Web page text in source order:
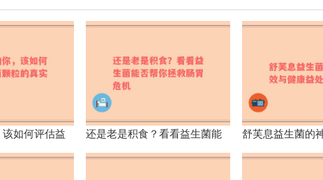
如何评估益
效果？
还是老是积食？看看益生菌能
否帮你拯救肠胃危机
舒芙息益生菌的
康益处全面解析